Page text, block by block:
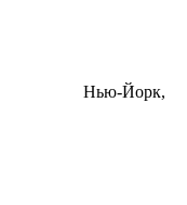
Нью-Йорк,